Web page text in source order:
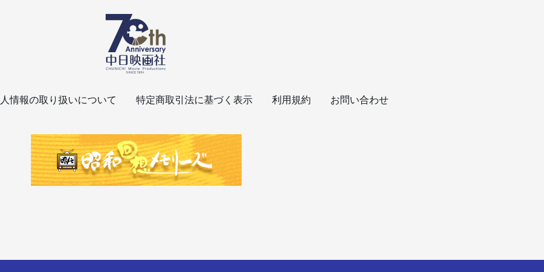
情報の取り扱いについて 特定商取引法に基づく表示 利用規約 お問い合わせ